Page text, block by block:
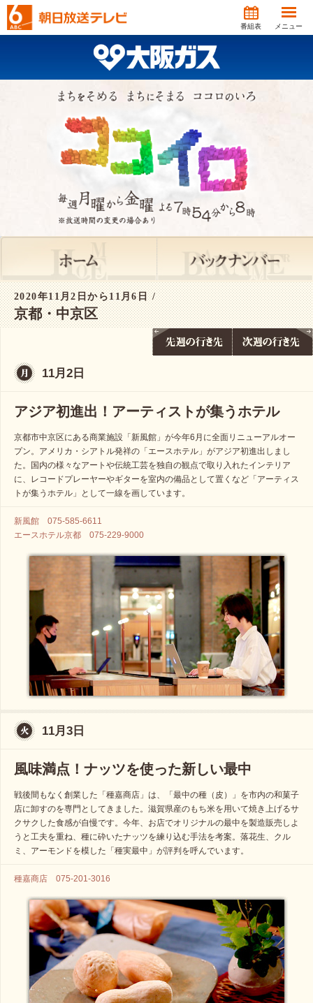
番組表 メニュー
2020年11月2日から11月6日 /
京都・中京区
11月2日
アジア初進出！アーティストが集うホテル
京都市中京区にある商業施設「新風館」が今年6月に全面リニューアルオー
プン。アメリカ・シアトル発祥の「エースホテル」がアジア初進出しまし
た。国内の様々なアートや伝統工芸を独自の観点で取り入れたインテリア
に、レコードプレーヤーやギターを室内の備品として置くなど「アーティス
トが集うホテル」として一線を画しています。
新風館 075-585-6611
エースホテル京都 075-229-9000
11月3日
風味満点！ナッツを使った新しい最中
戦後間もなく創業した「種嘉商店」は、「最中の種（皮）」を市内の和菓子
店に卸すのを専門としてきました。滋賀県産のもち米を用いて焼き上げるサ
クサクした食感が自慢です。今年、お店でオリジナルの最中を製造販売しよ
うと工夫を重ね、種に砕いたナッツを練り込む手法を考案。落花生、クル
ミ、アーモンドを模した「種実最中」が評判を呼んでいます。
種嘉商店 075-201-3016